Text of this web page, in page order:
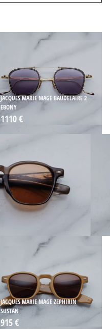
JACQUES MARIE MAGE BAUDELAIRE 2
EBONY
1110 €
JACQUES MARIE MAGE ZEPHIRIN
SUSTAN
915 €